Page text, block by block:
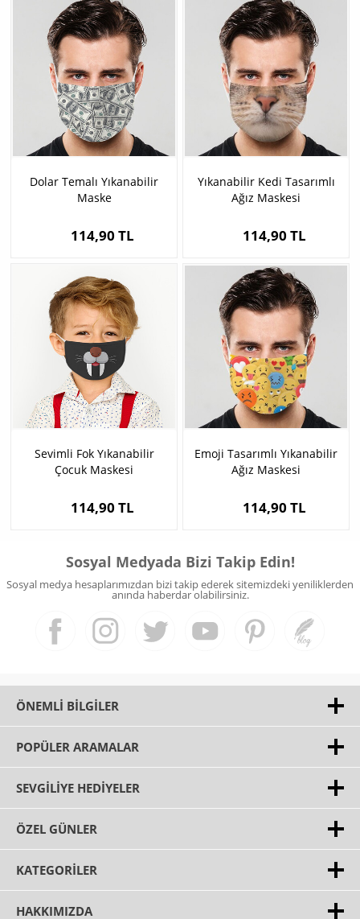
Dolar Temalı Yıkanabilir
Maske
114,90 TL
Yıkanabilir Kedi Tasarımlı
Ağız Maskesi
114,90 TL
Sevimli Fok Yıkanabilir
Çocuk Maskesi
114,90 TL
Emoji Tasarımlı Yıkanabilir
Ağız Maskesi
114,90 TL
Sosyal Medyada Bizi Takip Edin!
Sosyal medya hesaplarımızdan bizi takip ederek sitemizdeki yeniliklerden
anında haberdar olabilirsiniz.
ÖNEMLI BILGILER
POPÜLER ARAMALAR
SEVGILIYE HEDIYELER
ÖZEL GÜNLER
KATEGORILER
HAKKIMIZDA